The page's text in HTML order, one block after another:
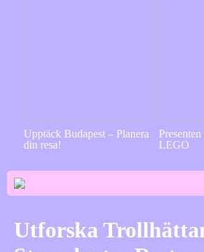
Upptäck Budapest – Planera
din resa!
LEGO
Utforska